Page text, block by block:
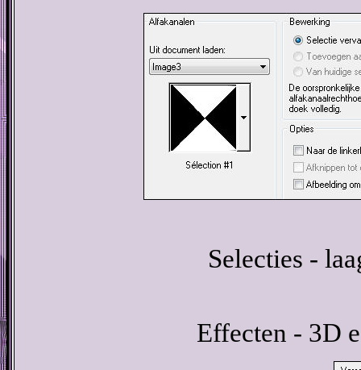
Selecties -
Effecten - 3D